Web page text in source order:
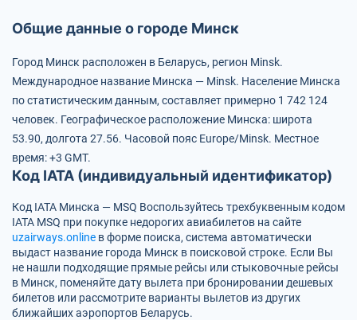
Общие данные о городе Минск
Город Минск расположен в Беларусь, регион Minsk.
Международное название Минска — Minsk. Население Минска
по статистическим данным, составляет примерно 1 742 124
человек. Географическое расположение Минска: широта
53.90, долгота 27.56. Часовой пояс Europe/Minsk. Местное
время: +3 GMT.
Код IATA (индивидуальный идентификатор)
Код IATA Минска — MSQ Воспользуйтесь трехбуквенным кодом
IATA MSQ при покупке недорогих авиабилетов на сайте
uzairways.online в форме поиска, система автоматически
выдаст название города Минск в поисковой строке. Если Вы
не нашли подходящие прямые рейсы или стыковочные рейсы
в Минск, поменяйте дату вылета при бронировании дешевых
билетов или рассмотрите варианты вылетов из других
ближайших аэропортов Беларусь.